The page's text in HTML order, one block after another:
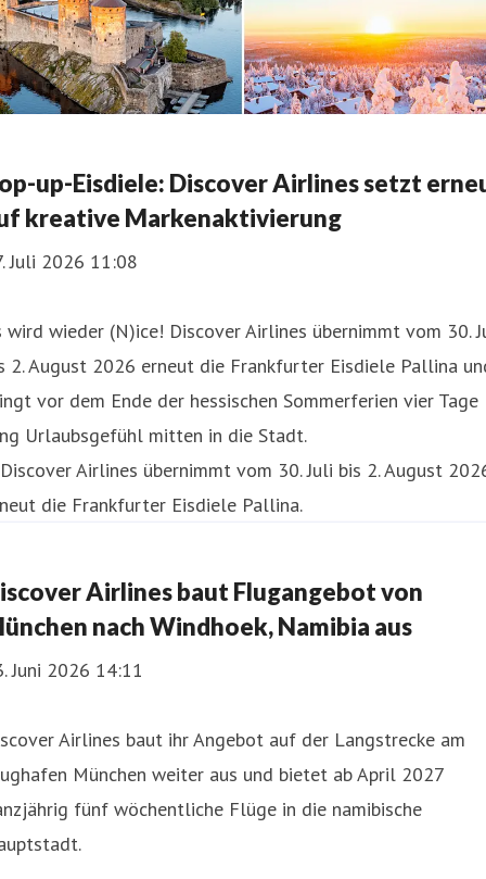
up-Eisdiele: Discover Airlines setzt
kreative Markenaktivierung
Juli 2026 11:08
wird wieder (N)ice! Discover Airlines übernimmt vom 30.
2. August 2026 erneut die Frankfurter Eisdiele Pallina
vor dem Ende der hessischen Sommerferien vier Tage
Urlaubsgefühl mitten in die Stadt.
Airlines baut Flugangebot von
nach Windhoek, Namibia aus
Juni 2026 14:11
Airlines baut ihr Angebot auf der Langstrecke am
München weiter aus und bietet ab April 2027
fünf wöchentliche Flüge in die namibische